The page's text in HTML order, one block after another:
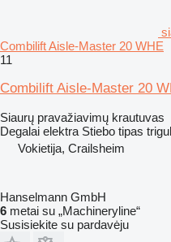
Combilift Aisle-Master 20 WHE
11
Combilift Aisle-Master 20
Siaurų pravažiavimų krautuvas
Degalai elektra Stiebo tipas
Vokietija, Crailsheim
Hanselmann GmbH
6 metai su „Machineryline“
Susisiekite su pardavėju